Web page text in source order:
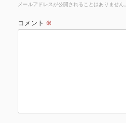
メールアドレスが公開されることはありません。
コメント ※